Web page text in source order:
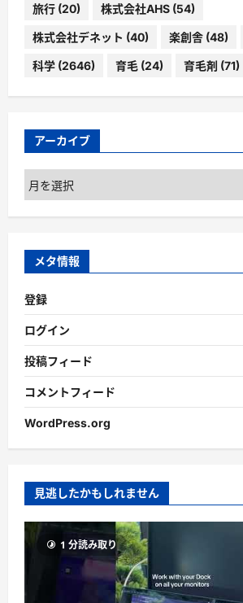
旅行 (20) 株式会社AHS (54)
株式会社デネット (40) 楽創舎 (48)
科学 (2646) 育毛 (24) 育毛剤 (71)
アーカイブ
ア
ー
カ
ブ
メタ情報
登録
ログイン
投稿フィード
コメントフィード
WordPress.org
見逃したかもしれません
1 分読み取り